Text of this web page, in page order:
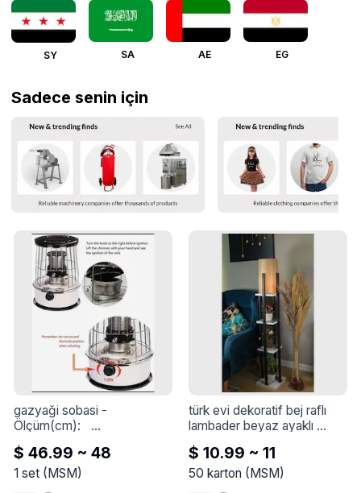
SY SA AE EG
Sadece senin için
gazyaği sobasi
Ölçüm(cm):
32,5*32,5*45
Tank Kapasitesi(L):	6.0L
Isı Çıkışı (BTU):	10000
$ 46.99 ~ 48
1 set(MSM)
türk evi dekoratif bej raflı
lambader beyaz ayaklı
mermer
Bej Raflı Lambader Beyaz
Ayaklı Mermer
$ 10.99 ~ 11
50 karton (MSM)